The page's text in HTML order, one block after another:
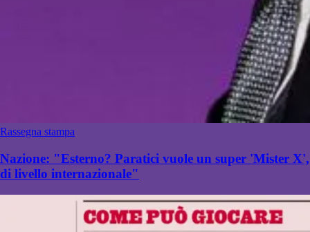
Rassegna stampa
Nazione: "Esterno? Paratici vuole un super 'Mister X',
di livello internazionale"